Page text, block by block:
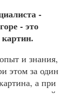
-
- это
и знания,
этом за один
а при